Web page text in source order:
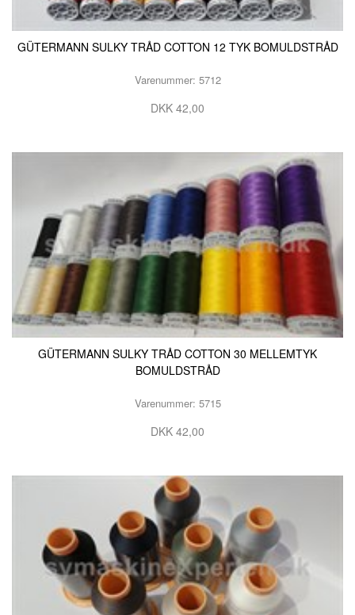
GÜTERMANN SULKY TRÅD COTTON 12 TYK BOMULDSTRÅD
Varenummer: 5712
DKK 42,00
GÜTERMANN SULKY TRÅD COTTON 30 MELLEMTYK
BOMULDSTRÅD
Varenummer: 5715
DKK 42,00